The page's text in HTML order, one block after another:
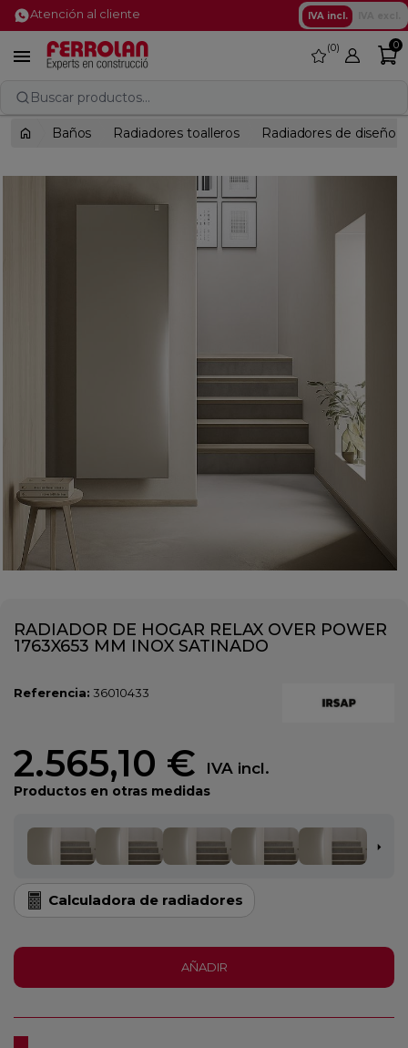
Atención al cliente IVA incl.
 favorite
0 0
Buscar productos...
Baños Radiadores toalleros Radiadores de diseño
RADIADOR DE HOGAR RELAX OVER POWER
1763X653 MM INOX SATINADO
Referencia: 36010433
2.565,10 € IVA incl.
Productos en otras medidas
Calculadora de radiadores
AÑADIR